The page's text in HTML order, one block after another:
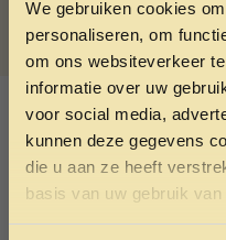
We gebruiken cookies
personaliseren, om
om ons websiteverkeer
informatie over uw
voor social media,
kunnen deze gegevens
die u aan ze heeft
basis van uw gebruik
dankbaar.
SKU:
Categorieën:
Ook
ONTVANG
JE
Door je in te schrijven